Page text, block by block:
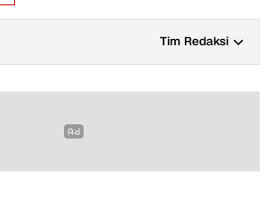
Tim Redaksi